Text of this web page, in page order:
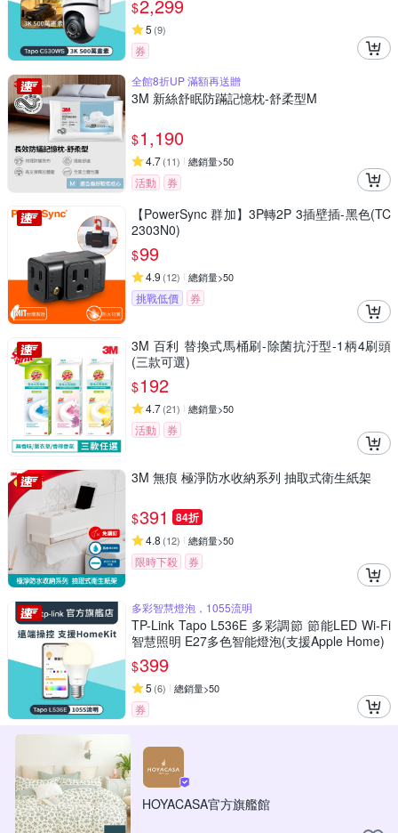
$2,299
5 (9)
券
全館8折UP 滿額再送贈
3M 新絲舒眠防蹣記憶枕-舒柔型M
$1,190
4.7(11) 總銷量>50
活動 券
【PowerSync 群加】3P轉2P 3插壁插-黑色(TC
2303N0)
$99
4.9 (12) 總銷量>50
挑戰低價 券
3M 百利 替換式馬桶刷-除菌抗汙型-1柄4刷頭
(三款可選)
$192
4.7(21) 總銷量>50
活動 券
3M 無痕 極淨防水收納系列 抽取式衛生紙架
$391 84折
4.8 (12) 總銷量>50
限時下殺 券
多彩智慧燈泡，1055流明
TP-Link Tapo L536E 多彩調節 節能LED Wi-Fi
智慧照明 E27多色智能燈泡(支援Apple Home)
$399
5 (6) 總銷量>50
券
HOYACASA官方旗艦館